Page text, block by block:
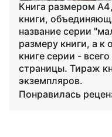
Книга размером
книги,
название серии
размеру книги, а к
книге серии -
страницы. Тираж
экземпляров.
Понравилась